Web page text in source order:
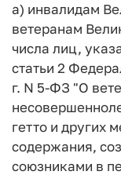
а) инвалидам
ветеранам
числа лиц,
статьи 2
г. N 5-ФЗ "О
гетто и других
содержания,
союзниками в